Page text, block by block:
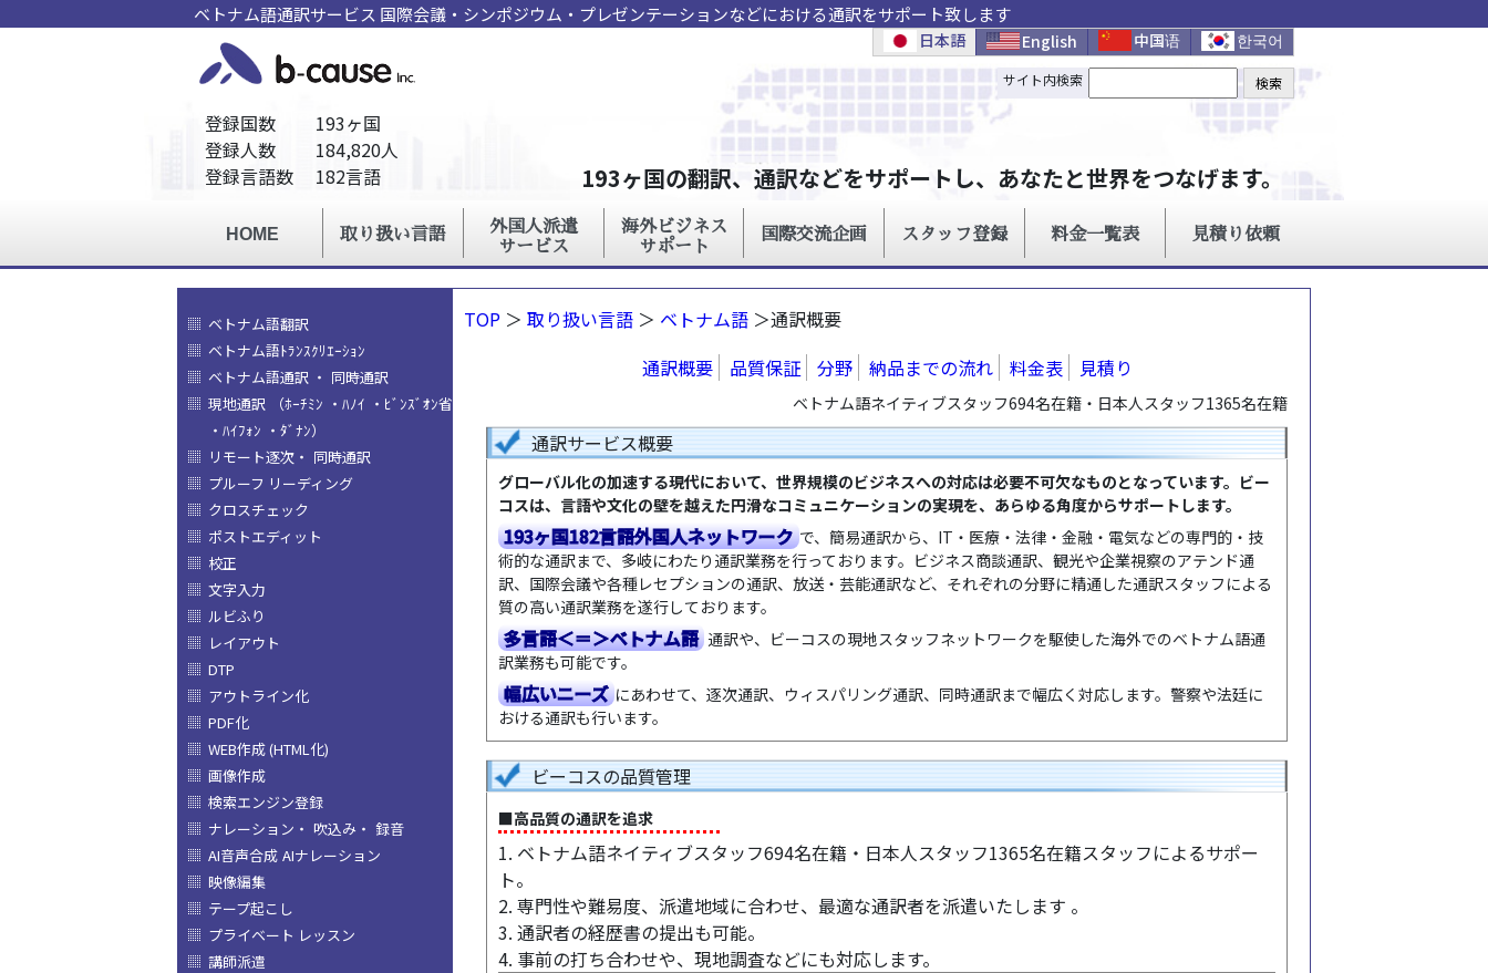
ベトナム語通訳サービス 国際会議・シンポジウム・プレゼンテーションなどにおける通訳をサポート致します
TOP ＞ 取り扱い言語 ＞ ベトナム語 ＞通訳概要
通訳概要
品質保証 分野 納品までの流れ 料金表 見積り
ベトナム語ネイティブスタッフ694名在籍・日本人スタッフ1365名在籍
通訳サービス概要
グローバル化の加速する現代において、世界規模のビジネスへの対応は必要不可欠なものとなっています。ビー
コスは、言語や文化の壁を越えた円滑なコミュニケーションの実現を、あらゆる角度からサポートします。
193ヶ国182言語外国人ネットワーク で、簡易通訳から、IT・医療・法律・金融・電気などの専門的・技
術的な通訳まで、多岐にわたり通訳業務を行っております。ビジネス商談通訳、観光や企業視察のアテンド通
訳、国際会議や各種レセプションの通訳、放送・芸能通訳など、それぞれの分野に精通した通訳スタッフによる
質の高い通訳業務を遂行しております。
多言語＜＝＞ベトナム語 通訳や、ビーコスの現地スタッフネットワークを駆使した海外でのベトナム語通
訳業務も可能です。
幅広いニーズ にあわせて、逐次通訳、ウィスパリング通訳、同時通訳まで幅広く対応します。警察や法廷に
おける通訳も行います。
ビーコスの品質管理
■高品質の通訳を追求
1. ベトナム語ネイティブスタッフ694名在籍・日本人スタッフ1365名在籍スタッフによるサポー
ト。
2. 専門性や難易度、派遣地域に合わせ、最適な通訳者を派遣いたします 。
3. 通訳者の経歴書の提出も可能。
4. 事前の打ち合わせや、現地調査などにも対応します。